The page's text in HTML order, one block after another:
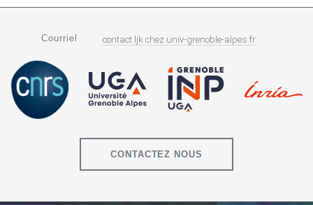
Courriel contact.ljk chez univ-grenoble-alpes.fr
CONTACTEZ NOUS